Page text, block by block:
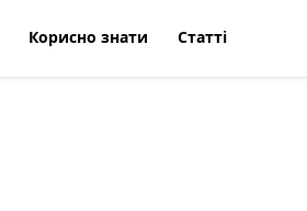
Корисно знати Статті